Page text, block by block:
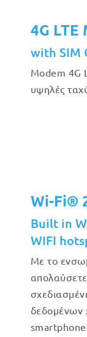
4G LTE
with SIM
Modem 4G
υψηλές
Wi-Fi®
Built in
WIFI
Με το
δεδομένων
smartphone